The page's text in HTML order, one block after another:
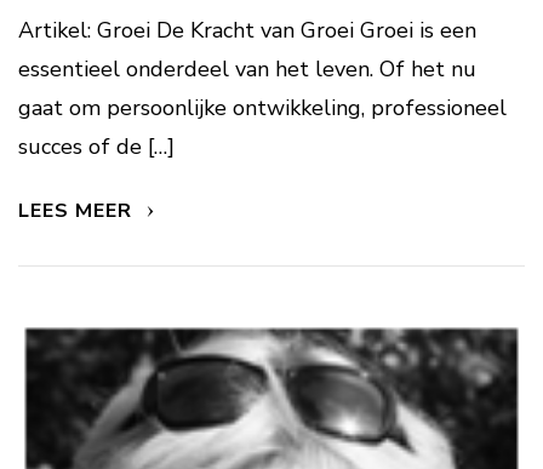
Artikel: Groei De Kracht van Groei Groei is een
essentieel onderdeel van het leven. Of het nu
gaat om persoonlijke ontwikkeling, professioneel
succes of de […]
LEES MEER